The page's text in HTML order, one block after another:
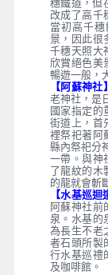
改成了高千
當初高千
景，因此很
千穗天照大
欣賞絕色美
暢遊一般，
【阿蘇神社】
老神社，是
國家指定的
街道上，首
裡祭祀著阿
縣內祭祀分
一帶。與神
了龍紋的木
的龍就會斬
【水基巡迴
阿蘇神社前
泉。水基的
為長生不老
者石頭所製
行水基巡禮
及咖啡館。